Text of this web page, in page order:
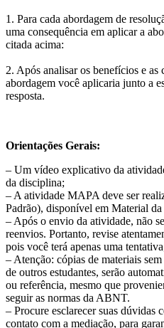
1. Para cada abordagem de
uma consequência em aplicar a
citada acima:
2. Após analisar os benefícios e as
abordagem você aplicaria junto a
resposta.
Orientações Gerais:
– Um vídeo explicativo da
da disciplina;
– A atividade MAPA deve ser
Padrão), disponível em Material
– Após o envio da atividade, não
reenvios. Portanto, revise
pois você terá apenas uma
– Atenção: cópias de materiais
de outros estudantes, serão
ou referência, mesmo que
seguir as normas da ABNT.
– Procure esclarecer suas dúvidas
contato com a mediação, para